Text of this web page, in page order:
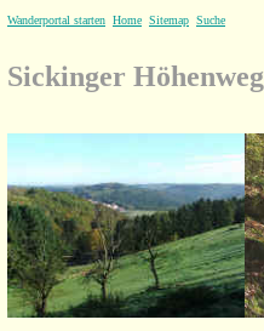
Wanderportal starten Home Sitemap Suche
Sickinger Höhenweg